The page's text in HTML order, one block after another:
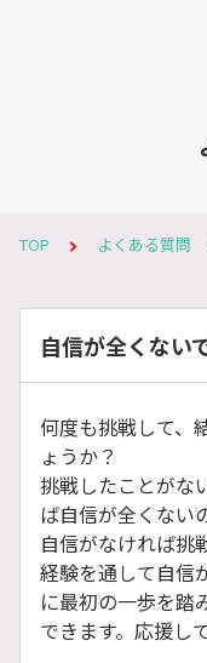
TOP よくある質問
自信が全くない
何度も挑戦して、
ょうか？
挑戦したことがな
ば自信が全くない
自信がなければ挑
経験を通して自信
に最初の一歩を踏
できます。応援し